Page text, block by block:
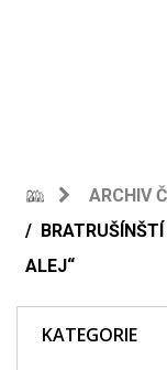
ARCHIV
ALEJ“
KATEGORIE